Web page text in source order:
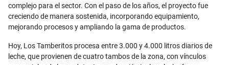
complejo para el sector. Con el paso de los años, el proyecto fue
creciendo de manera sostenida, incorporando equipamiento,
mejorando procesos y ampliando la gama de productos.
Hoy, Los Tamberitos procesa entre 3.000 y 4.000 litros diarios de
leche, que provienen de cuatro tambos de la zona, con vínculos